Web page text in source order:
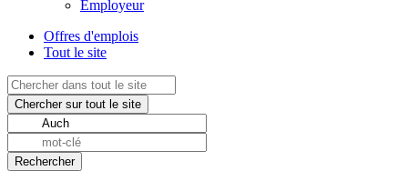
Employeur
Offres d'emplois
Tout le site